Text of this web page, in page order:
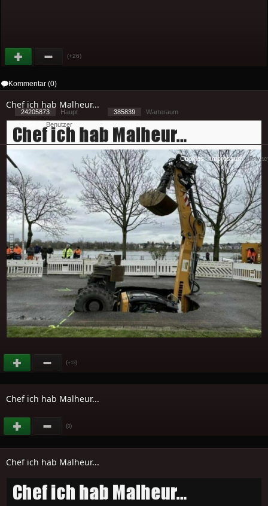
(+26)
Kommentar (0)
Chef ich hab Malheur...
(+13)
Chef ich hab Malheur...
(0)
Chef ich hab Malheur...
24205873 Haupt 385839
Warteraum
Benutzer
Cookies-Impressum-